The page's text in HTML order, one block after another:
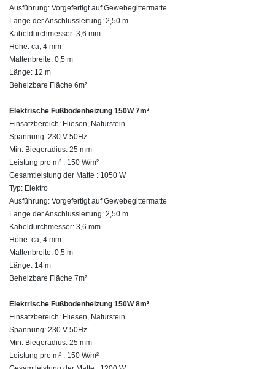
Ausführung: Vorgefertigt auf Gewebegittermatte
Länge der Anschlussleitung: 2,50 m
Kabeldurchmesser: 3,6 mm
Höhe: ca, 4 mm
Mattenbreite: 0,5 m
Länge: 12 m
Beheizbare Fläche 6m²
Elektrische Fußbodenheizung 150W 7m²
Einsatzbereich: Fliesen, Naturstein
Spannung: 230 V 50Hz
Min. Biegeradius: 25 mm
Leistung pro m² : 150 W/m²
Gesamtleistung der Matte : 1050 W
Typ: Elektro
Ausführung: Vorgefertigt auf Gewebegittermatte
Länge der Anschlussleitung: 2,50 m
Kabeldurchmesser: 3,6 mm
Höhe: ca, 4 mm
Mattenbreite: 0,5 m
Länge: 14 m
Beheizbare Fläche 7m²
Elektrische Fußbodenheizung 150W 8m²
Einsatzbereich: Fliesen, Naturstein
Spannung: 230 V 50Hz
Min. Biegeradius: 25 mm
Leistung pro m² : 150 W/m²